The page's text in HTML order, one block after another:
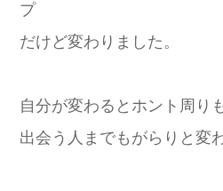
プ
だけど変わりました。
自分が変わるとホント周り
出会う人までもがらりと変